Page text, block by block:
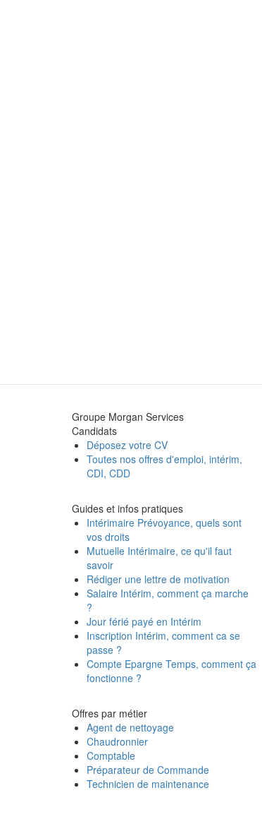
Groupe Morgan Services
Candidats
Déposez votre CV
Toutes nos offres d'emploi, intérim,
CDI, CDD
Guides et infos pratiques
Intérimaire Prévoyance, quels sont
vos droits
Mutuelle Intérimaire, ce qu'il faut
savoir
Rédiger une lettre de motivation
Salaire Intérim, comment ça marche
?
Jour férié payé en Intérim
Inscription Intérim, comment ca se
passe ?
Compte Epargne Temps, comment ça
fonctionne ?
Offres par métier
Agent de nettoyage
Chaudronnier
Comptable
Préparateur de Commande
Technicien de maintenance